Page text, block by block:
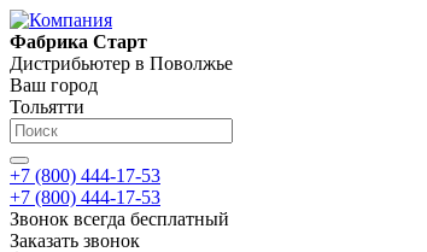
Фабрика Старт
Дистрибьютер в Поволжье
Ваш город
Тольятти
+7 (800) 444-17-53
+7 (800) 444-17-53
Звонок всегда бесплатный
Заказать звонок